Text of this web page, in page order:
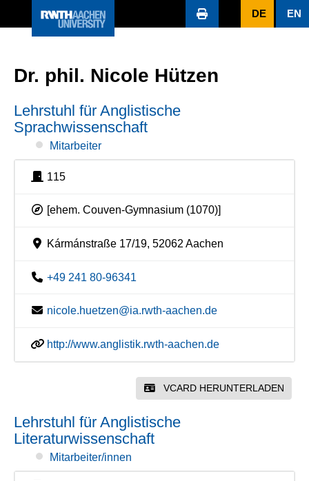
DE EN
Dr. phil. Nicole Hützen
Lehrstuhl für Anglistische
Sprachwissenschaft
Mitarbeiter
115
[ehem. Couven-Gymnasium (1070)]
Kármánstraße 17/19, 52062 Aachen
+49 241 80-96341
nicole.huetzen@ia.rwth-aachen.de
http://www.anglistik.rwth-aachen.de
VCARD HERUNTERLADEN
Lehrstuhl für Anglistische
Literaturwissenschaft
Mitarbeiter/innen